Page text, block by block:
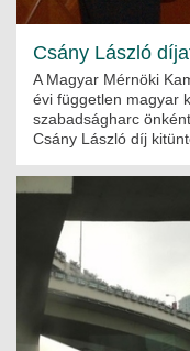
Csány László
A Magyar Mérnöki
évi független magyar
szabadságharc
Csány László díj